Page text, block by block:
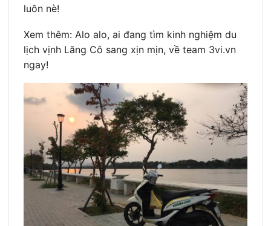
luôn nè!
Xem thêm: Alo alo, ai đang tìm kinh nghiệm du
lịch vịnh Lăng Cô sang xịn mịn, về team 3vi.vn
ngay!